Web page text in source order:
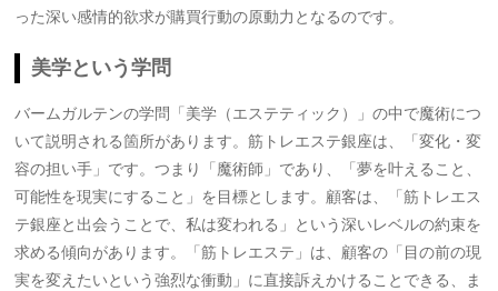
った深い感情的欲求が購買行動の原動力となるのです。
美学という学問
バームガルテンの学問「美学（エステティック）」の中で魔術につ
いて説明される箇所があります。筋トレエステ銀座は、「変化・変
容の担い手」です。つまり「魔術師」であり、「夢を叶えること、
可能性を現実にすること」を目標とします。顧客は、「筋トレエス
テ銀座と出会うことで、私は変われる」という深いレベルの約束を
求める傾向があります。「筋トレエステ」は、顧客の「目の前の現
実を変えたいという強烈な衝動」に直接訴えかけることできる、ま